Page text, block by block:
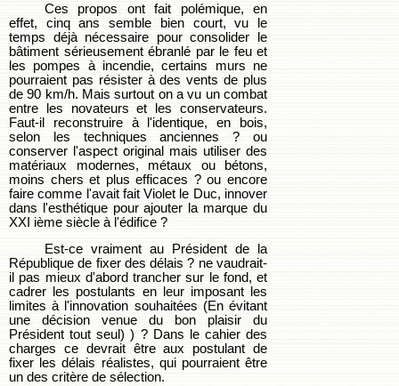
Ces propos ont fait polémique, en
effet, cinq ans semble bien court, vu le
temps déjà nécessaire pour consolider le
bâtiment sérieusement ébranlé par le feu et
les pompes à incendie, certains murs ne
pourraient pas résister à des vents de plus
de 90 km/h. Mais surtout on a vu un combat
entre les novateurs et les conservateurs.
Faut-il reconstruire à l'identique, en bois,
selon les techniques anciennes ? ou
conserver l'aspect original mais utiliser des
matériaux modernes, métaux ou bétons,
moins chers et plus efficaces ? ou encore
faire comme l'avait fait Violet le Duc, innover
dans l'esthétique pour ajouter la marque du
XXI ième siècle à l'édifice ?
Est-ce vraiment au Président de la
République de fixer des délais ? ne vaudrait-
il pas mieux d'abord trancher sur le fond, et
cadrer les postulants en leur imposant les
limites à l'innovation souhaitées (En évitant
une décision venue du bon plaisir du
Président tout seul) ) ? Dans le cahier des
charges ce devrait être aux postulant de
fixer les délais réalistes, qui pourraient être
un des critère de sélection.